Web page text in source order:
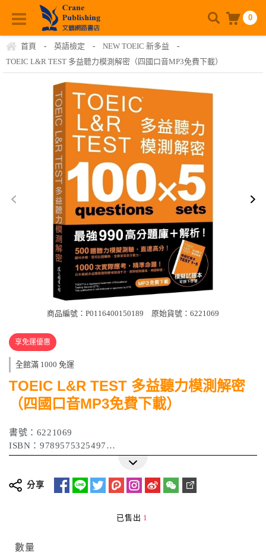
0
首頁 - 英語檢定 - NEW TOEIC 新多益
-
TOEIC L&R TEST 多益聽力模測解密（四國口音MP3免費下載）
商品編號：P0116400150189 原始貨號：6221069
享免運優惠
全館滿 1000 免運
TOEIC L&R TEST 多益聽力模測解密
（四國口音MP3免費下載）
書號：6221069
ISBN：9789575325497
作者：加藤優、野村知也、小林美和、Bradley Towle
分享
已售出 1
數量